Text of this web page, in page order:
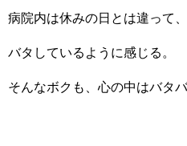
病院内は休みの日とは違って
バタしているように感じる。
そんなボクも、心の中はバタ